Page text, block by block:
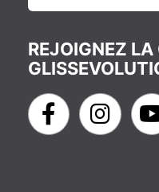
REJOIGNEZ